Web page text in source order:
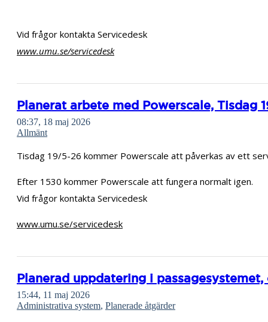
Vid frågor kontakta Servicedesk
www.umu.se/servicedesk
Planerat arbete med Powerscale, Tisdag
08:37, 18 maj 2026
Allmänt
Tisdag 19/5-26 kommer Powerscale att påverkas av ett
Efter 1530 kommer Powerscale att fungera normalt igen.
Vid frågor kontakta Servicedesk
www.umu.se/servicedesk
Planerad uppdatering i
15:44, 11 maj 2026
Administrativa system, Planerade åtgärder